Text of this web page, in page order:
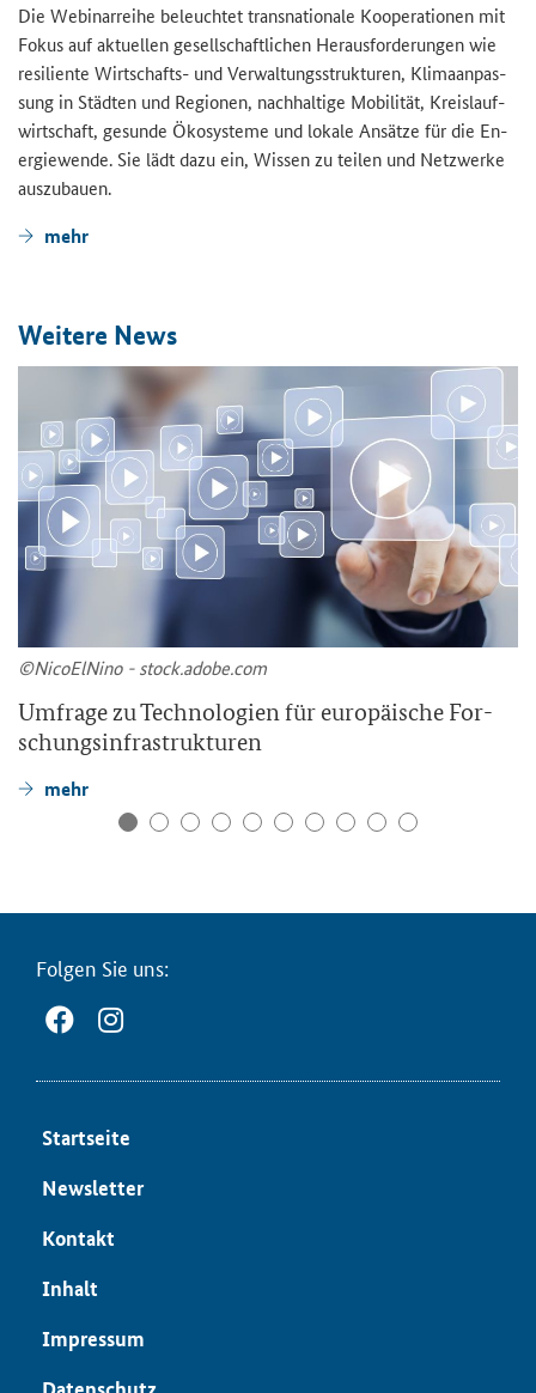
Die We­bi­nar­rei­he be­leuch­tet trans­na­tio­na­le Ko­ope­ra­tio­nen mit
Fokus auf ak­tu­el­len ge­sell­schaft­li­chen Her­aus­for­de­run­gen wie
re­si­li­en­te Wirtschafts-​ und Ver­wal­tungs­struk­tu­ren, Kli­ma­an­pas­
sung in Städ­ten und Re­gio­nen, nach­hal­ti­ge Mo­bi­li­tät, Kreis­lauf­
wirt­schaft, ge­sun­de Öko­sys­te­me und lo­ka­le An­sät­ze für die En­
er­gie­wen­de. Sie lädt dazu ein, Wis­sen zu tei­len und Netz­wer­ke
aus­zu­bau­en.
mehr
Wei­te­re News
©Ni­co­ElNi­no - stock.adobe.com
Um­fra­ge zu Tech­no­lo­gien für eu­ro­päi­sche For­
schungs­in­fra­struk­tu­ren
mehr
Fol­gen Sie uns:
Start­sei­te
News­let­ter
Kon­takt
In­halt
Im­pres­sum